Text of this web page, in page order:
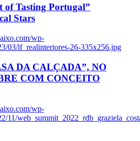
of Tasting Portugal”
Stars
wp-
03/lf_realinteriores-26-335x256.jpg
DA CALÇADA”, NO
COM CONCEITO
wp-
11/